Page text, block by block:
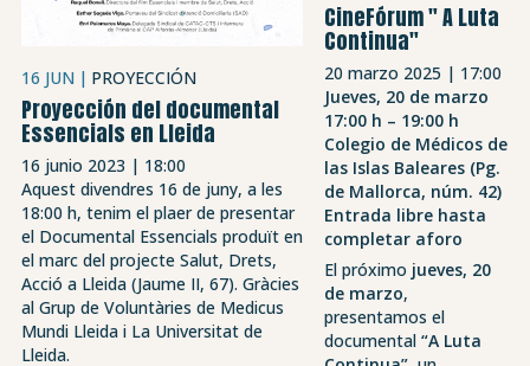
16 JUN PROYECCIÓN
Proyección del documental
Essencials en Lleida
16 junio 2023 | 18:00
Aquest divendres 16 de juny, a les
18:00 h, tenim el plaer de presentar
el Documental Essencials produït en
el marc del projecte Salut, Drets,
Acció a Lleida (Jaume II, 67). Gràcies
al Grup de Voluntàries de Medicus
Mundi Lleida i La Universitat de
Lleida.
CineFórum " A Luta
Continua"
20 marzo 2025 | 17:00
Jueves, 20 de marzo
17:00 h – 19:00 h
Colegio de Médicos de
las Islas Baleares (Pg.
de Mallorca, núm. 42)
Entrada libre hasta
completar aforo
El próximo jueves, 20
de marzo,
presentamos el
documental “A Luta